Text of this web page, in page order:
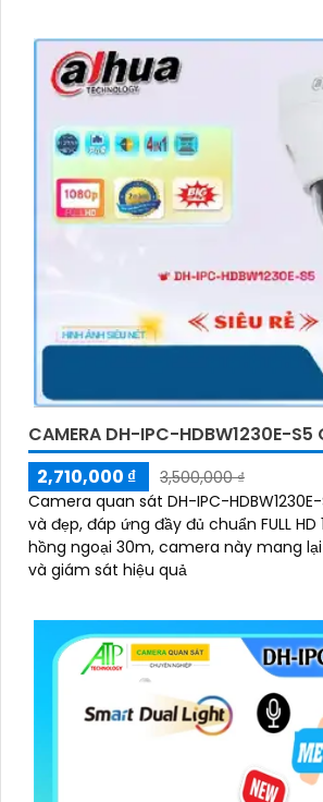
CAMERA DH-IPC-HDBW1230E-S5
2,710,000 ₫
3,500,000 ₫
Camera quan sát DH-IPC-
và đẹp, đáp ứng đầy đủ chuẩn FULL HD 1080P và
hồng ngoại 30m, camera này mang
và giám sát hiệu quả